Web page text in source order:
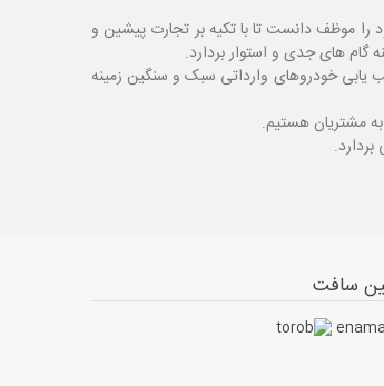
موظف دانست تا با تکیه بر تجارت پیشین و
های جدی و استوار بردارد.
یابی خودروهای وارداتی سبک و سنگین زمینه
مشتریان هستیم.
سافت